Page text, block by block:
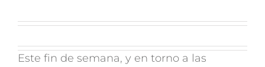
Este fin de semana, y en torno a las